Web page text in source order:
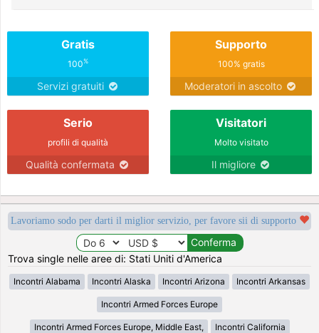
Gratis
100%
Servizi gratuiti
Supporto
100% gratis
Moderatori in ascolto
Serio
profili di qualità
Qualità confermata
Visitatori
Molto visitato
Il migliore
Lavoriamo sodo per darti il miglior servizio, per favore sii di supporto
Trova single nelle aree di: Stati Uniti d'America
Incontri Alabama Incontri Alaska Incontri Arizona Incontri Arkansas
Incontri Armed Forces Europe
Incontri Armed Forces Europe, Middle East, Incontri California